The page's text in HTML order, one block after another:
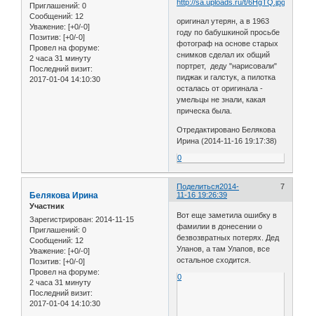
Приглашений: 0
Сообщений: 12
Уважение: [+0/-0]
Позитив: [+0/-0]
Провел на форуме:
2 часа 31 минуту
Последний визит:
2017-01-04 14:10:30
оригинал утерян, а в 1963
году по бабушкиной просьбе
фотограф на основе старых
снимков сделал их общий
портрет, деду "нарисовали"
пиджак и галстук, а пилотка
осталась от оригинала -
умельцы не знали, какая
прическа была.
Отредактировано Белякова
Ирина (2014-11-16 19:17:38)
0
Поделиться 7
2014-
11-16 19:26:39
Белякова Ирина
Участник
Зарегистрирован: 2014-11-15
Приглашений: 0
Сообщений: 12
Уважение: [+0/-0]
Позитив: [+0/-0]
Провел на форуме:
2 часа 31 минуту
Последний визит:
2017-01-04 14:10:30
Вот еще заметила ошибку в
фамилии в донесении о
безвозвратных потерях. Дед
Уланов, а там Улапов, все
остальное сходится.
0